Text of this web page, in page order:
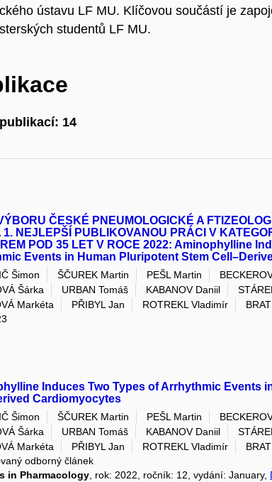
ústavu LF MU. Klíčovou součástí je
studentů LF MU.
14
ČESKÉ PNEUMOLOGICKÉ A
1. NEJLEPŠÍ PUBLIKOVANOU PRÁCI V
POD 35 LET V ROCE 2022: Aminophylline
Events in Human Pluripotent Stem
Šimon ŠČUREK Martin PEŠL Martin
Šárka
URBAN Tomáš KABANOV Daniil
Markéta
PŘIBYL Jan ROTREKL Vladimír
Induces Two Types of Arrhythmic Events
Cardiomyocytes
Šimon ŠČUREK Martin PEŠL Martin
Šárka
URBAN Tomáš KABANOV Daniil
Markéta
PŘIBYL Jan ROTREKL Vladimír
odborný článek
in Pharmacology, rok: 2022, ročník: 12, vydání: January,